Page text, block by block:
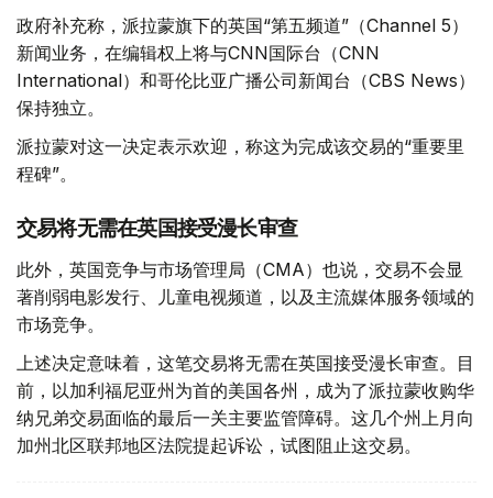
政府补充称，派拉蒙旗下的英国“第五频道”（Channel 5）
新闻业务，在编辑权上将与CNN国际台（CNN
International）和哥伦比亚广播公司新闻台（CBS News）
保持独立。
派拉蒙对这一决定表示欢迎，称这为完成该交易的“重要里
程碑”。
交易将无需在英国接受漫长审查
此外，英国竞争与市场管理局（CMA）也说，交易不会显
著削弱电影发行、儿童电视频道，以及主流媒体服务领域的
市场竞争。
上述决定意味着，这笔交易将无需在英国接受漫长审查。目
前，以加利福尼亚州为首的美国各州，成为了派拉蒙收购华
纳兄弟交易面临的最后一关主要监管障碍。这几个州上月向
加州北区联邦地区法院提起诉讼，试图阻止这交易。